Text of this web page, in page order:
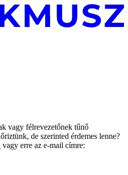
vagy félrevezetőnek tűnő
de szerinted érdemes lenne?
vagy erre az e-mail címre: